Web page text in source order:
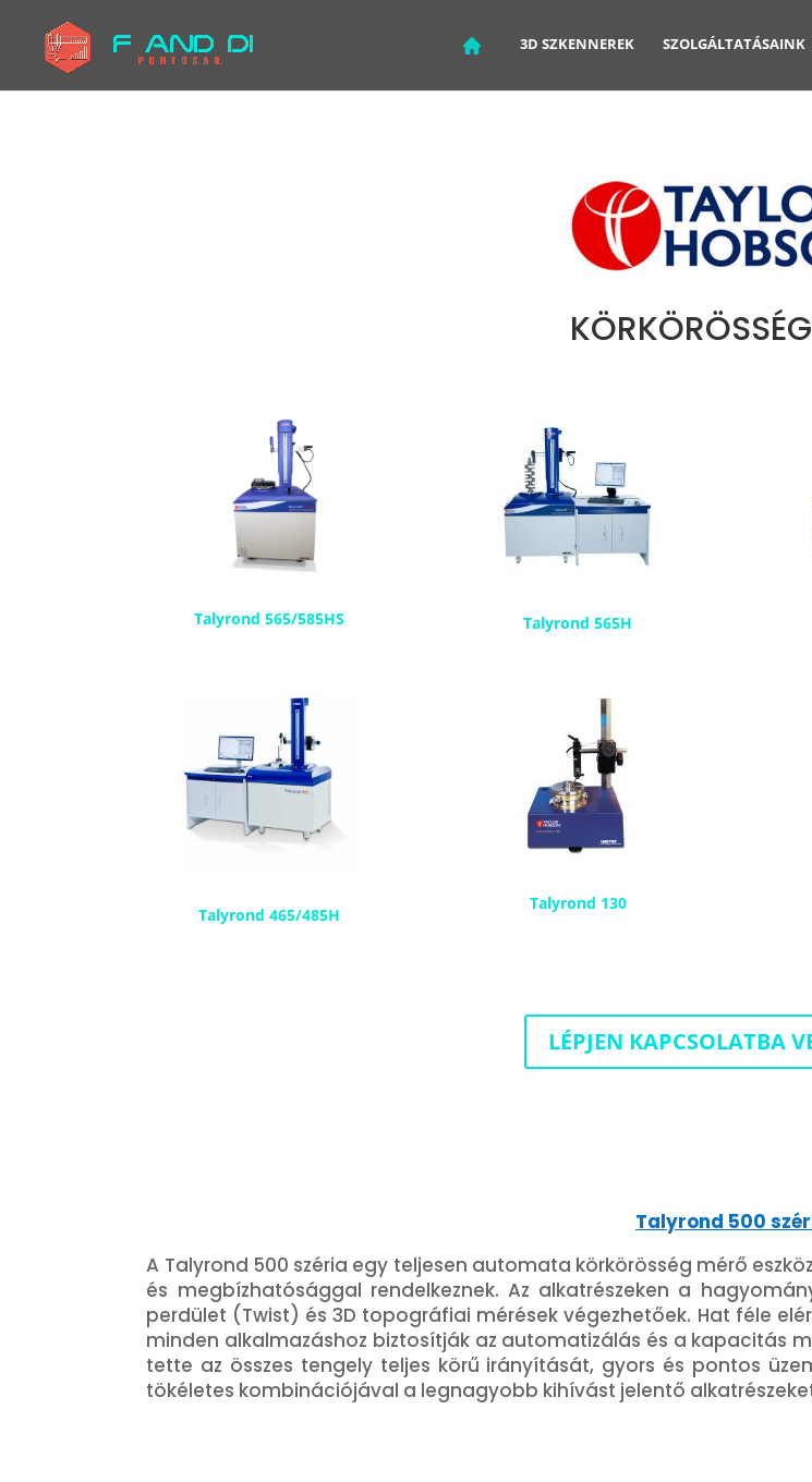
3D SZKENNEREK SZOLGÁLTATÁSAINK
Talyrond 565/585HS Talyrond 565H
Talyrond 465/485H
Talyrond 130
LÉPJEN KAPCSOLATBA
Talyrond 500
A Talyrond 500 széria egy teljesen automata körkörösség mérő
és megbízhatósággal rendelkeznek. Az alkatrészeken a
perdület (Twist) és 3D topográfiai mérések végezhetőek. Hat féle
minden alkalmazáshoz biztosítják az automatizálás és a kapacitás
tette az összes tengely teljes körű irányítását, gyors és pontos
tökéletes kombinációjával a legnagyobb kihívást jelentő